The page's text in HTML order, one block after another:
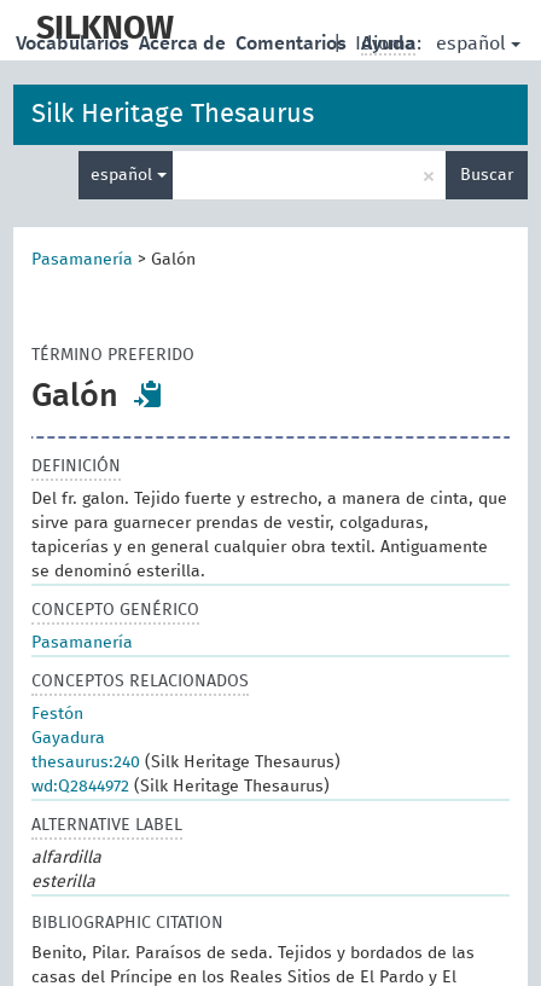
main
SILKNOW | Idioma: español
Vocabularios Acerca de Comentarios Ayuda
Silk Heritage Thesaurus
español × Buscar
Pasamanería > Galón
TÉRMINO PREFERIDO
Galón
DEFINICIÓN
Del fr. galon. Tejido fuerte y estrecho, a manera de cinta, que
sirve para guarnecer prendas de vestir, colgaduras,
tapicerías y en general cualquier obra textil. Antiguamente
se denominó esterilla.
CONCEPTO GENÉRICO
Pasamanería
CONCEPTOS RELACIONADOS
Festón
Gayadura
thesaurus:240 (Silk Heritage Thesaurus)
wd:Q2844972 (Silk Heritage Thesaurus)
ALTERNATIVE LABEL
alfardilla
esterilla
BIBLIOGRAPHIC CITATION
Benito, Pilar. Paraísos de seda. Tejidos y bordados de las
casas del Príncipe en los Reales Sitios de El Pardo y El